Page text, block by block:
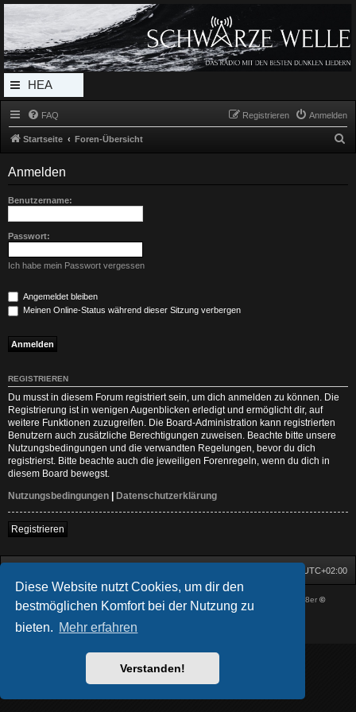
Diese Website nutzt Cookies, um dir den
bestmöglichen Komfort bei der Nutzung zu
bieten. Mehr erfahren
Verstanden!
Radio Schwarze Welle Forum
Das Radio mit den Besten Dunklen Liedern
HEA
DERL
MEN
U
FAQ Anmelden
Registrieren
Startseite Foren-Übersicht
Anmelden
Benutzername:
Passwort:
Ich habe mein Passwort vergessen
Angemeldet bleiben
Meinen Online-Status während dieser Sitzung verbergen
REGISTRIEREN
Du musst in diesem Forum registriert sein, um dich anmelden zu können. Die
Registrierung ist in wenigen Augenblicken erledigt und ermöglicht dir, auf
weitere Funktionen zuzugreifen. Die Board-Administration kann registrierten
Benutzern auch zusätzliche Berechtigungen zuweisen. Beachte bitte unsere
Nutzungsbedingungen und die verwandten Regelungen, bevor du dich
registrierst. Bitte beachte auch die jeweiligen Forenregeln, wenn du dich in
diesem Board bewegst.
Nutzungsbedingungen
Datenschutzerklärung
Registrieren
UTC+02:00
Powered byphpBB® Forum Software © phpBB Limited Prosk8er©
phpBB.de
Datenschutz